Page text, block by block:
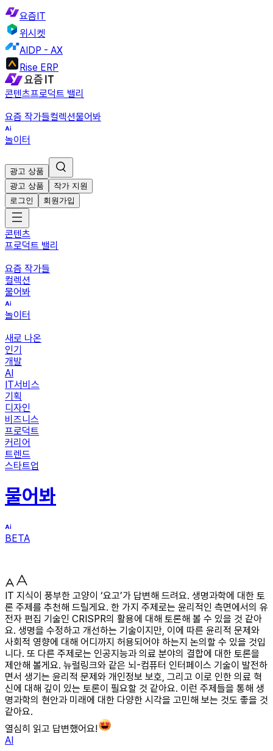
요즘IT
위시켓
AIDP - AX
Rise ERP
콘텐츠프로덕트 밸리
요즘 작가들컬렉션물어봐
놀이터
광고 상품
광고 상품
작가 지원
로그인
회원가입
콘텐츠
프로덕트 밸리
요즘 작가들
컬렉션
물어봐
놀이터
새로 나온
인기
개발
AI
IT서비스
기획
디자인
비즈니스
프로덕트
커리어
트렌드
스타트업
물어봐
BETA
IT 지식이 풍부한 고양이 ‘요고’가 답변해 드려요. 생명과학에 대한 토
론 주제를 추천해 드릴게요. 한 가지 주제로는 윤리적인 측면에서의 유
전자 편집 기술인 CRISPR의 활용에 대해 토론해 볼 수 있을 것 같아
요. 생명을 수정하고 개선하는 기술이지만, 이에 따른 윤리적 문제와
사회적 영향에 대해 어디까지 허용되어야 하는지 논의할 수 있을 것입
니다. 또 다른 주제로는 인공지능과 의료 분야의 결합에 대한 토론을
제안해 볼게요. 뉴럴링크와 같은 뇌-컴퓨터 인터페이스 기술이 발전하
면서 생기는 윤리적 문제와 개인정보 보호, 그리고 이로 인한 의료 혁
신에 대해 깊이 있는 토론이 필요할 것 같아요. 이런 주제들을 통해 생
명과학의 현안과 미래에 대한 다양한 시각을 고민해 보는 것도 좋을 것
같아요.
열심히 읽고 답변했어요!
AI